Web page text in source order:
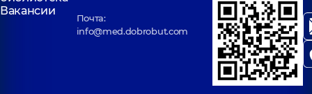
Вакансии
Почта:
info@med.dobrobut.com